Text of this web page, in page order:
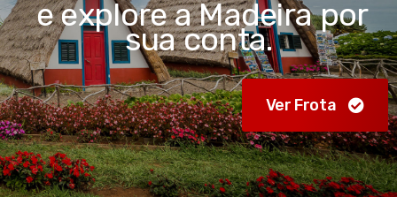
e explore a Madeira por
sua conta.
Ver Frota